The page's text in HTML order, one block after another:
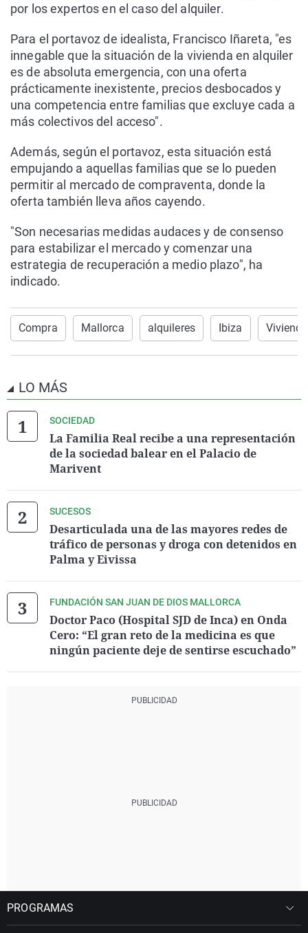
por los expertos en el caso del alquiler.
Para el portavoz de idealista, Francisco Iñareta, "es
innegable que la situación de la vivienda en alquiler
es de absoluta emergencia, con una oferta
prácticamente inexistente, precios desbocados y
una competencia entre familias que excluye cada a
más colectivos del acceso".
Además, según el portavoz, esta situación está
empujando a aquellas familias que se lo pueden
permitir al mercado de compraventa, donde la
oferta también lleva años cayendo.
"Son necesarias medidas audaces y de consenso
para estabilizar el mercado y comenzar una
estrategia de recuperación a medio plazo", ha
indicado.
Compra Mallorca alquileres Ibiza Vivienda
LO MÁS
SOCIEDAD
La Familia Real recibe a una representación
de la sociedad balear en el Palacio de
Marivent
SUCESOS
Desarticulada una de las mayores redes de
tráfico de personas y droga con detenidos en
Palma y Eivissa
FUNDACIÓN SAN JUAN DE DIOS MALLORCA
Doctor Paco (Hospital SJD de Inca) en Onda
Cero: “El gran reto de la medicina es que
ningún paciente deje de sentirse escuchado”
PROGRAMAS